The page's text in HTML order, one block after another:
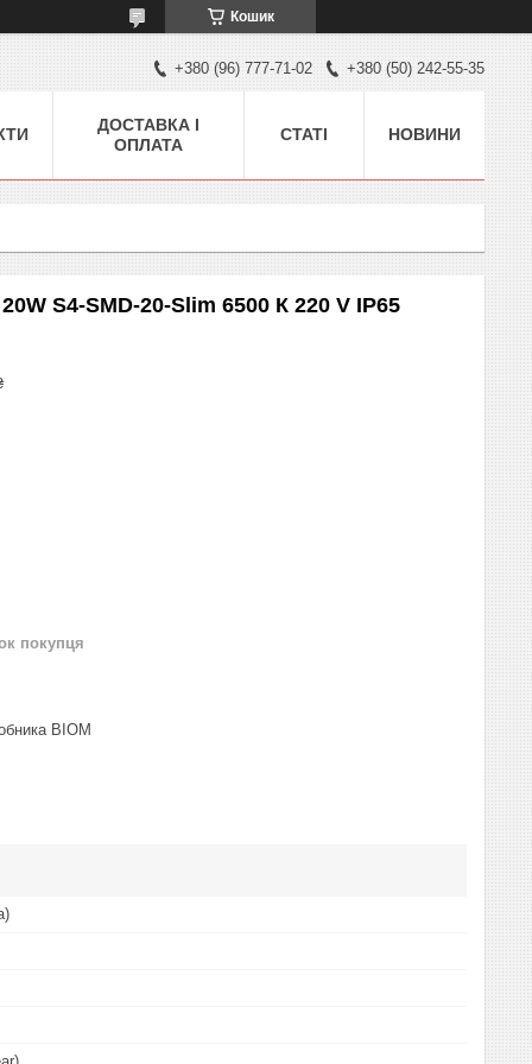
Кошик
+380 (96) 777-71-02 +380 (50) 242-55-35
ДОСТАВКА І
ОПЛАТА
СТАТІ НОВИНИ
S4-SMD-20-Slim 6500 К 220 V IP65
покупця
BIOM